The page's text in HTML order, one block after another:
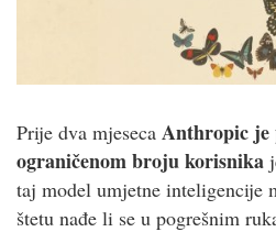
Prije dva mjeseca Anthropic je
ograničenom broju korisnika
taj model umjetne inteligencije
štetu nađe li se u pogrešnim